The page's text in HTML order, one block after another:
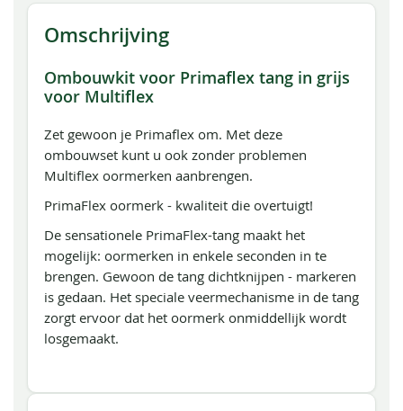
Omschrijving
Ombouwkit voor Primaflex tang in grijs
voor Multiflex
Zet gewoon je Primaflex om. Met deze
ombouwset kunt u ook zonder problemen
Multiflex oormerken aanbrengen.
PrimaFlex oormerk - kwaliteit die overtuigt!
De sensationele PrimaFlex-tang maakt het
mogelijk: oormerken in enkele seconden in te
brengen. Gewoon de tang dichtknijpen - markeren
is gedaan. Het speciale veermechanisme in de tang
zorgt ervoor dat het oormerk onmiddellijk wordt
losgemaakt.